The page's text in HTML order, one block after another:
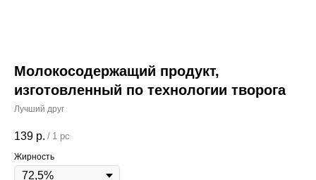
Молокосодержащий продукт,
изготовленный по технологии творога
Лучший друг
139 р. / 1 pc
Жирность